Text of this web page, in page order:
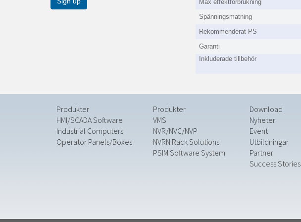
Max effektförbrukning
Spänningsmatning
Rekommenderat PS
Garanti
Inkluderade tillbehör
Produkter
HMI/SCADA Software
Industrial Computers
Operator Panels/Boxes
Produkter
VMS
NVR/NVC/NVP
NVRN Rack Solutions
PSIM Software System
Download
Nyheter
Event
Utbildningar
Partner
Success Stories